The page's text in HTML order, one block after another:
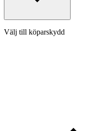
Välj till köparskydd